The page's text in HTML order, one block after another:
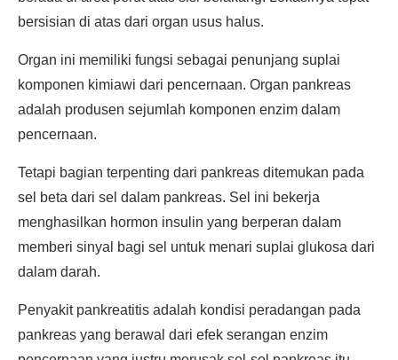
bersisian di atas dari organ usus halus.
Organ ini memiliki fungsi sebagai penunjang suplai
komponen kimiawi dari pencernaan. Organ pankreas
adalah produsen sejumlah komponen enzim dalam
pencernaan.
Tetapi bagian terpenting dari pankreas ditemukan pada
sel beta dari sel dalam pankreas. Sel ini bekerja
menghasilkan hormon insulin yang berperan dalam
memberi sinyal bagi sel untuk menari suplai glukosa dari
dalam darah.
Penyakit pankreatitis adalah kondisi peradangan pada
pankreas yang berawal dari efek serangan enzim